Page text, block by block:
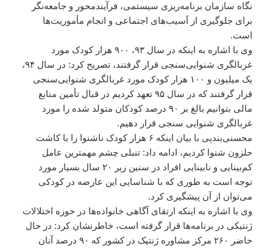
نگاه سازمان برنامه‌ریزی سیستمی، فرآیندمحور و جامعه‌نگر
برای جلوگیری از آسیب‌های اجتماعی و انجام مأموریت‌ها
است.
وی با اشاره به اینکه در سال ۹۳، ۹۰۰ هزار کودک مورد
غربالگری شنوایی‌سنجی قرار گرفتند، تصریح کرد: در سال ۹۴،
یک میلیون و ۱۰۰ هزار کودک مورد غربالگری شنوایی‌سنجی
قرار گرفتند که در سال ۹۵ تعهد کردیم در قبال تأمین منابع
مالی بتوانیم بالغ بر ۹۰ درصد کودکان متولد شده را مورد
غربالگری شنوایی سنجی قرار دهیم.
محسنی‌بندپی با بیان اینکه ۶ هزار کودک ناشنوا را با کاشت
حلزون شنوا کردیم، ادامه داد: تنبلی چشم مهمترین عامل
کم‌بینایی و نابینایی افراد در سنین زیر ۲۰ سال بسیار مورد
توجه است به طوری که با شناسایی این عارضه در کودکی
می‌توان از آن پیشگیری کرد.
وی با اشاره به اینکه ارتقای آگاهی خانواده‌ها در حوزه اختلالات
ژنتیکی در برنامه‌ها قرار گرفته است، خاطرنشان کرد: در حال
حاضر ۲۶۰ مرکز مشاوره ژنتیک در کشور که ۹۰ درصد آنان